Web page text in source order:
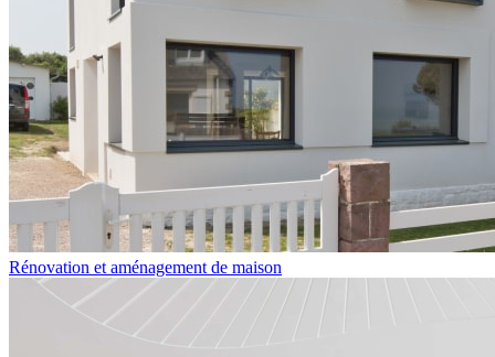
Rénovation et aménagement de maison